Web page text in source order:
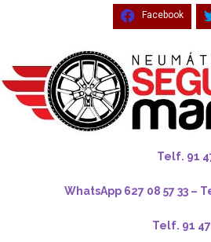
Facebook
Telf. 91 478 14
WhatsApp 627 08 57 33 –
Telf. 91 478 14